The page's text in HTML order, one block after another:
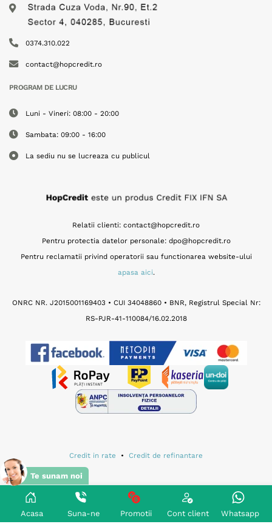
0374.310.022
contact@hopcredit.ro
PROGRAM DE LUCRU
Luni - Vineri: 08:00 - 20:00
Sambata: 09:00 - 16:00
La sediu nu se lucreaza cu publicul
Relatii clienti: contact@hopcredit.ro
Pentru protectia datelor personale: dpo@hopcredit.ro
Pentru reclamatii privind operatorii sau functionarea website-ului
apasa aici.
ONRC NR. J2015001169403 • CUI 34048860 • BNR, Registrul Special Nr:
RS-PJR-41-110084/16.02.2018
Credit in rate • Credit de refinantare
Termeni si conditii de utilizare site
Notificare de prelucrare a datelor cu caracter personal•
Acasa Suna-ne Promotii Cont client Whatsapp
Te sunam noi